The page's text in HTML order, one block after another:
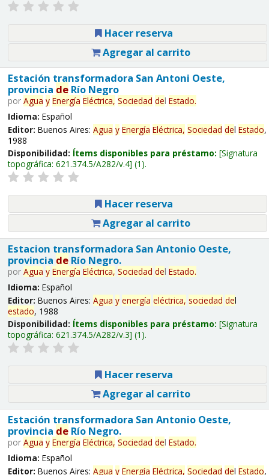
Hacer reserva
Agregar al carrito
Estación transformadora San Antoni Oeste,
provincia deRío Negro
por Agua y Energía Eléctrica, Sociedad del Estado.
Idioma: Español
Editor: Buenos Aires: Agua y Energía Eléctrica, Sociedad del Estado,
1988
Disponibilidad: Ítems disponibles para préstamo: Signatura
topográfica: 621.374.5/A282/v.4 (1).
Hacer reserva
Agregar al carrito
Estacion transformadora San Antonio Oeste,
provincia deRío Negro.
por Agua y Energía Eléctrica, Sociedad del Estado.
Idioma: Español
Editor: Buenos Aires: Agua y energía eléctrica, sociedad del
estado, 1988
Disponibilidad: Ítems disponibles para préstamo: Signatura
topográfica: 621.374.5/A282/v.3 (1).
Hacer reserva
Agregar al carrito
Estación transformadora San Antonio Oeste,
provincia deRío Negro.
por Agua y Energía Eléctrica, Sociedad del Estado.
Idioma: Español
Editor: Buenos Aires: Agua y Energía Eléctrica, Sociedad del Estado,